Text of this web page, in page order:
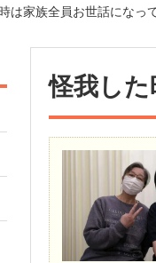
は家族全員お世話になっ
怪我した